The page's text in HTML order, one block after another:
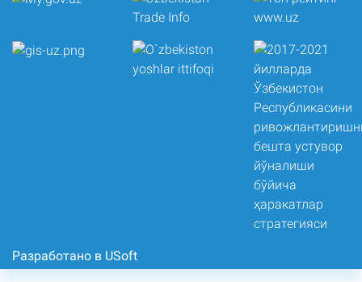
Разработано в USoft